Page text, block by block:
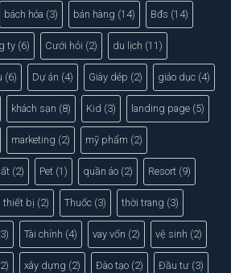
bách hóa (3) bán hàng (14) Bđs (14)
ty (6) Cưới hỏi (2) du lịch (11)
(6) Dự án (4) Giày dép (2) giáo dục (4)
khách sạn (8) Kid (3) landing page (5)
marketing (2) mỹ phẩm (2)
(2) Pet (1) quần áo (2) Resort (9)
thiết bị (2) Thuốc (3) thời trang (3)
Tài chính (4) vay vốn (2) vệ sinh (2)
xây dựng (2) Đào tạo (2) Đầu tư (3)